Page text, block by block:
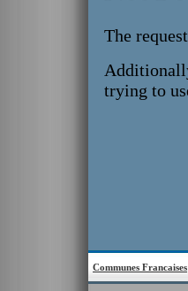
Communes Francaises